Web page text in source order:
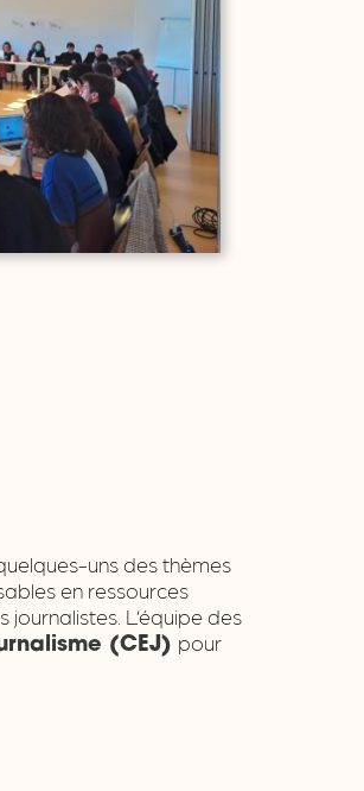
uns des thèmes
en ressources
L’équipe des
(CEJ) pour